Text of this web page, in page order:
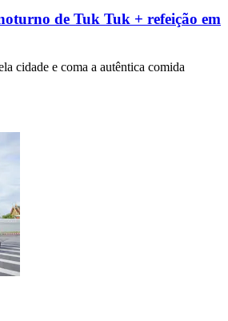
de Tuk Tuk + refeição em
cidade e coma a autêntica comida